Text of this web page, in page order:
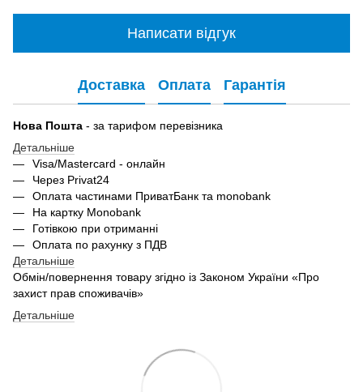
Написати відгук
Доставка Оплата Гарантія
Нова Пошта - за тарифом перевізника
Детальніше
Visa/Mastercard - онлайн
Через Privat24
Оплата частинами ПриватБанк та monobank
На картку Monobank
Готівкою при отриманні
Оплата по рахунку з ПДВ
Детальніше
Обмін/повернення товару згідно із Законом України «Про
захист прав споживачів»
Детальніше